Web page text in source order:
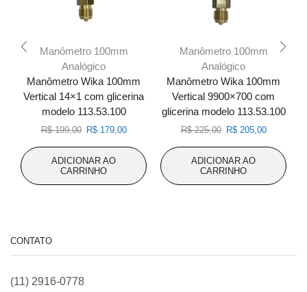
Manômetro 100mm
Analógico
Manômetro Wika 100mm
Vertical 14×1 com glicerina
modelo 113.53.100
R$199,00 O
original
era:
R$179,00O
atual
R$ 179,00.
ADICIONAR AO
CARRINHO
Manômetro 100mm
Analógico
Manômetro Wika 100mm
Vertical 9900×700 com
glicerina modelo 113.53.100
R$225,00 O
original
era:
R$205,00O
atual
R$
ADICIONAR AO
CARRINHO
CONTATO
(11) 2916-0778